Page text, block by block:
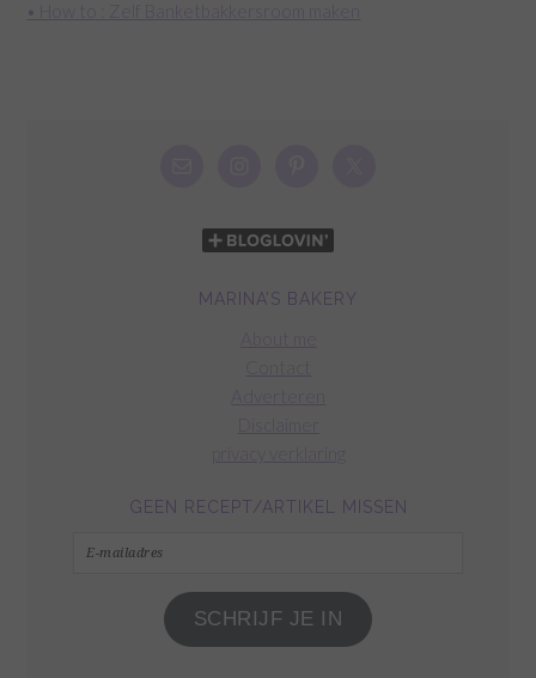
• How to : Zelf Banketbakkersroom maken
MARINA’S BAKERY
GEEN RECEPT/ARTIKEL MISSEN
SCHRIJF JE IN